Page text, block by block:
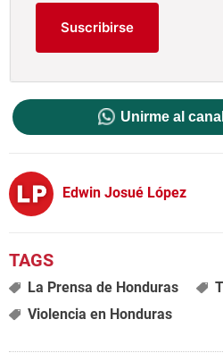
Suscribirse
Unirme al
Edwin Josué López
La Prensa de Honduras
Violencia en Honduras